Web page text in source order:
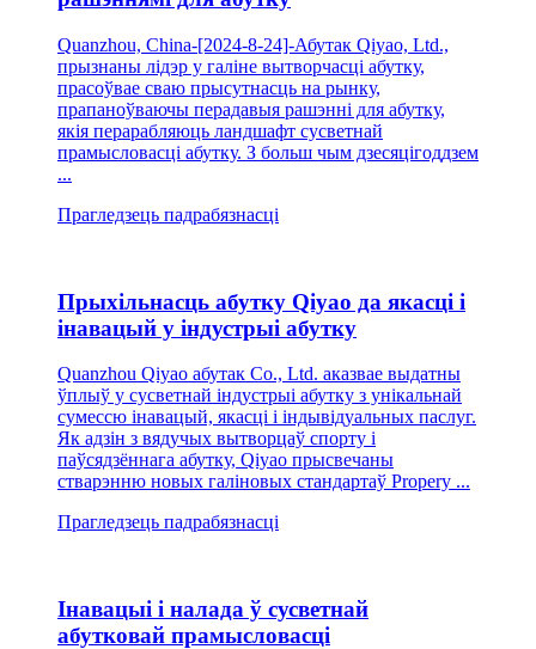
Quanzhou, China-[2024-8-24]-Абутак Qiyao, Ltd.,
прызнаны лідэр у галіне вытворчасці абутку,
прасоўвае сваю прысутнасць на рынку,
прапаноўваючы перадавыя рашэнні для абутку,
якія перарабляюць ландшафт сусветнай
прамысловасці абутку. З больш чым дзесяцігоддзем
...
Прагледзець падрабязнасці
Прыхільнасць абутку Qiyao да якасці і
інавацый у індустрыі абутку
Quanzhou Qiyao абутак Co., Ltd. аказвае выдатны
ўплыў у сусветнай індустрыі абутку з унікальнай
сумессю інавацый, якасці і індывідуальных паслуг.
Як адзін з вядучых вытворцаў спорту і
паўсядзённага абутку, Qiyao прысвечаны
стварэнню новых галіновых стандартаў Propery ...
Прагледзець падрабязнасці
Інавацыі і налада ў сусветнай
абутковай прамысловасці